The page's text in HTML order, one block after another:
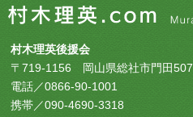
村木理英後援会
〒719-1156 岡山県総社市門田507
電話／0866-90-1001
携帯／090-4690-3318